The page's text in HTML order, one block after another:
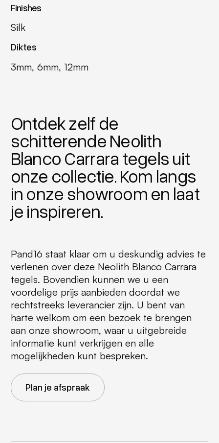
Finishes
Silk
Diktes
3mm, 6mm, 12mm
Ontdek zelf de
schitterende Neolith
Blanco Carrara tegels uit
onze collectie. Kom langs
in onze showroom en laat
je inspireren.
Pand16 staat klaar om u deskundig advies te
verlenen over deze Neolith Blanco Carrara
tegels. Bovendien kunnen we u een
voordelige prijs aanbieden doordat we
rechtstreeks leverancier zijn. U bent van
harte welkom om een bezoek te brengen
aan onze showroom, waar u uitgebreide
informatie kunt verkrijgen en alle
mogelijkheden kunt bespreken.
Plan je afspraak